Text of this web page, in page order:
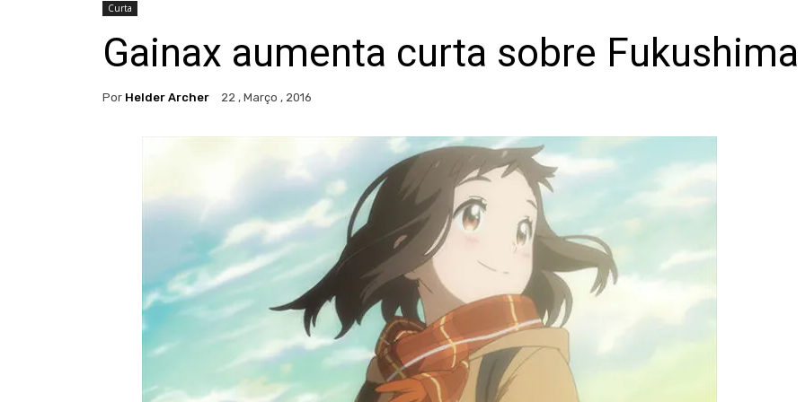
Curta
Gainax aumenta curta sobre Fukushima
Por Helder Archer 22 , Março , 2016